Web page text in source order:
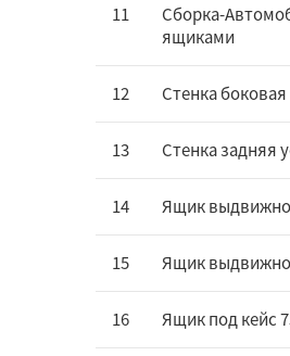
11
Сборка-
ящиками
12 Стенка
13 Стенка задняя
14 Ящик
15 Ящик
16 Ящик под кейс